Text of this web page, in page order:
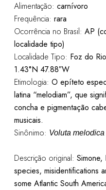
Alimentação: carnívoro
Frequência: rara
Ocorrência no Brasil: AP
localidade tipo)
Localidade Tipo: Foz do
1.43°N 47.88″W
Etimologia: O epíteto
latina “melodiam”, que
concha e pigmentação
musicais.
Sinônimo: Voluta melodica
Descrição original:
species, misidentifications
some Atlantic South